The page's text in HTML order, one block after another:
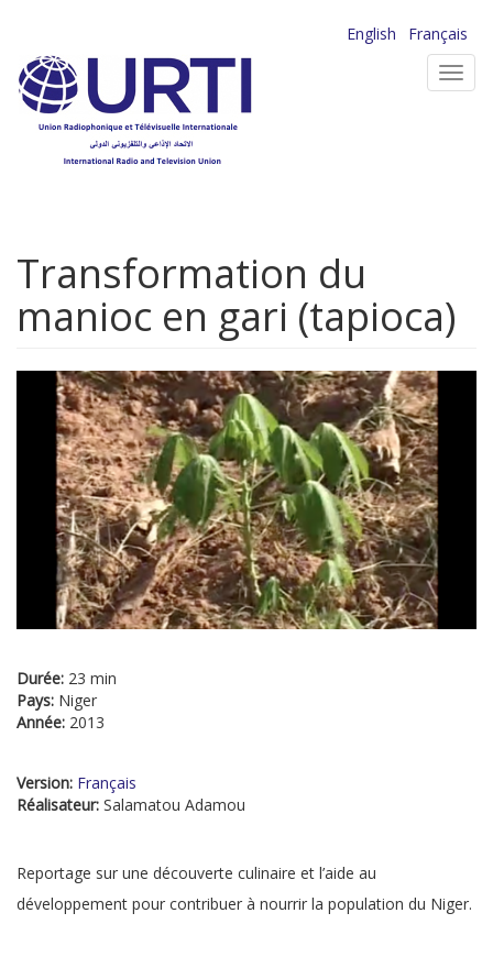
contenu
principal
English
Français
Transformation du
manioc en gari (tapioca)
Durée: 23 min
Pays: Niger
Année: 2013
Version: Français
Réalisateur: Salamatou Adamou
Reportage sur une découverte culinaire et l’aide au
développement pour contribuer à nourrir la population du Niger.